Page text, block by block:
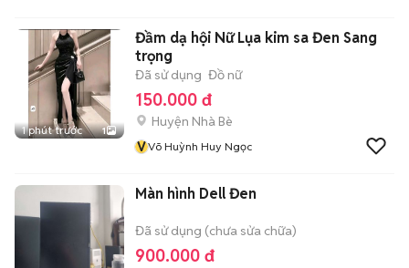
1 phút trước 1
Đầm dạ hội Nữ Lụa kim sa Đen Sang
trọng
Đã sử dụng Đồ nữ
150.000 đ
Huyện Nhà Bè
VVõ Huỳnh Huy Ngọc
Màn hình Dell Đen
Đã sử dụng (chưa sửa chữa)
900.000 đ